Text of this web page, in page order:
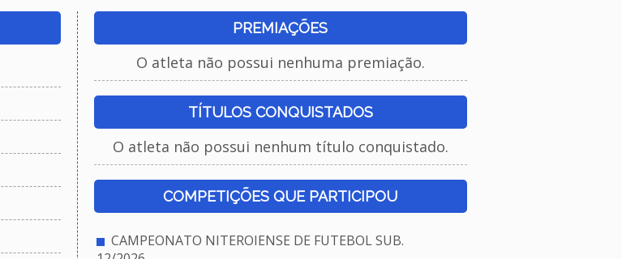
PREMIAÇÕES
O atleta não possui nenhuma premiação.
TÍTULOS CONQUISTADOS
O atleta não possui nenhum título conquistado.
COMPETIÇÕES QUE PARTICIPOU
CAMPEONATO NITEROIENSE DE FUTEBOL SUB.